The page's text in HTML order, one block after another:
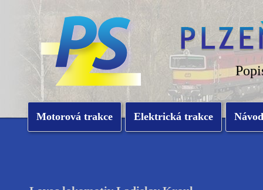
Motorová trakce Elektrická trakce